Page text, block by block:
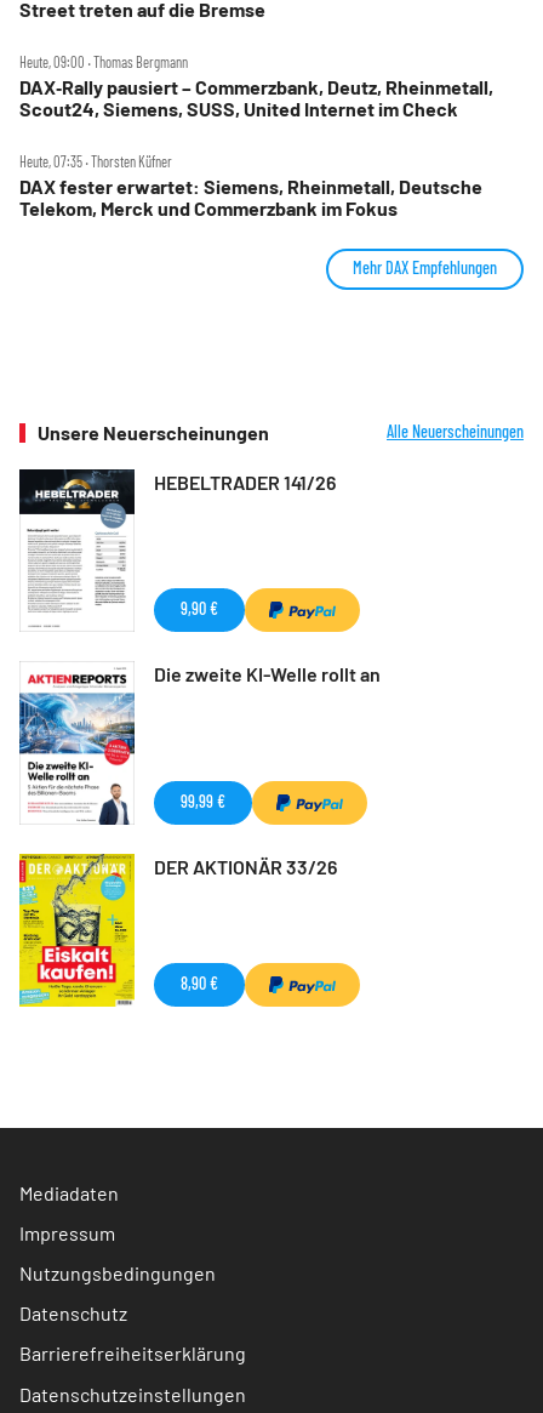
Street treten auf die Bremse
Heute, 09:00 ‧ Thomas Bergmann
DAX‑Rally pausiert – Commerzbank, Deutz, Rheinmetall,
Scout24, Siemens, SUSS, United Internet im Check
Heute, 07:35 ‧ Thorsten Küfner
DAX fester erwartet: Siemens, Rheinmetall, Deutsche
Telekom, Merck und Commerzbank im Fokus
Mehr DAX Empfehlungen
Unsere Neuerscheinungen Alle Neuerscheinungen
HEBELTRADER 141/26
9,90 €
Die zweite KI-Welle rollt an
99,99 €
DER AKTIONÄR 33/26
8,90 €
Mediadaten
Impressum
Nutzungsbedingungen
Datenschutz
Barrierefreiheitserklärung
Datenschutzeinstellungen